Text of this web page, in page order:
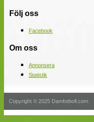
Följ oss
Facebook
Om oss
Annonsera
Statistik
Copyright © 2025 Damfotboll.com